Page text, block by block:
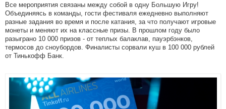
Все мероприятия связаны между собой в одну Большую Игру!
Объединяясь в команды, гости фестиваля ежедневно выполняют
разные задания во время и после катания, за что получают игровые
монеты и меняют их на классные призы. В прошлом году было
разыграно 10 000 призов - от теплых балаклав, пауэрбэнков,
термосов до сноубордов. Финалисты сорвали куш в 100 000 рублей
от Тинькофф Банк.